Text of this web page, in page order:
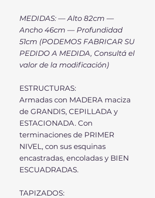
MEDIDAS: — Alto 82cm —
Ancho 46cm — Profundidad
51cm (PODEMOS FABRICAR SU
PEDIDO A MEDIDA, Consultá el
valor de la modificación)
ESTRUCTURAS:
Armadas con MADERA maciza
de GRANDIS, CEPILLADA y
ESTACIONADA. Con
terminaciones de PRIMER
NIVEL, con sus esquinas
encastradas, encoladas y BIEN
ESCUADRADAS.
TAPIZADOS: